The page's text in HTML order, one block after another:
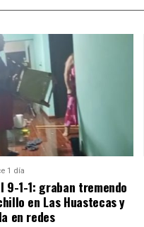
1 día
9-1-1: graban tremendo
en Las Huastecas y
en redes